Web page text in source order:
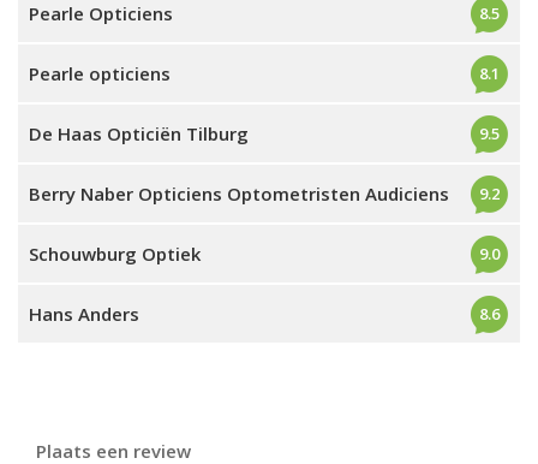
Pearle Opticiens 8.5
Pearle opticiens 8.1
De Haas Opticiën Tilburg 9.5
Berry Naber Opticiens Optometristen Audiciens 9.2
Schouwburg Optiek 9.0
Hans Anders 8.6
Plaats een review